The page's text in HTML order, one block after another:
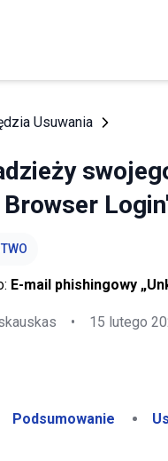
Usuwania
Browser
E-mail phishingowy
• 15 lutego
Podsumowanie